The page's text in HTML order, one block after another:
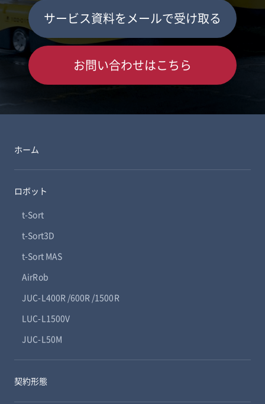
サービス資料をメールで受け取る
お問い合わせはこちら
ホーム
ロボット
t-Sort
t-Sort3D
t-Sort MAS
AirRob
JUC-L400R /600R /1500R
LUC-L1500V
JUC-L50M
契約形態